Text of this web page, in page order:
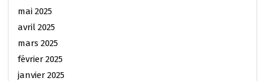
mai 2025
avril 2025
mars 2025
février 2025
janvier 2025